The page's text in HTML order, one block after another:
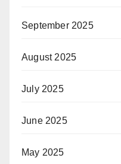
September 2025
August 2025
July 2025
June 2025
May 2025